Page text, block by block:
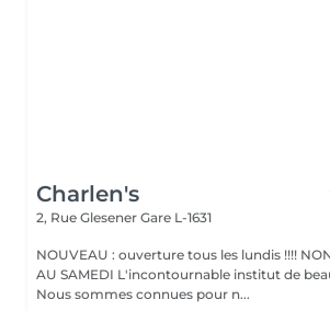
Charlen's
2, Rue Glesener Gare L-1631
NOUVEAU : ouverture tous les lundis !!!!
AU SAMEDI L'incontournable institut de beauté à Luxembourg.
Nous sommes connues pour n...